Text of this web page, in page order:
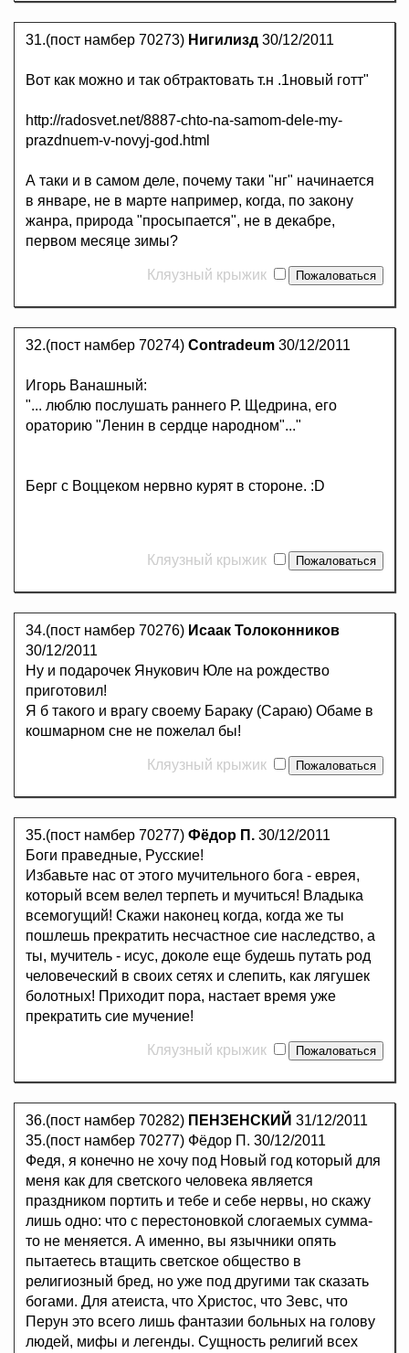
31.(пост намбер 70273) Нигилизд 30/12/2011
Вот как можно и так обтрактовать т.н .1новый готт"
http://radosvet.net/8887-chto-na-samom-dele-my-
prazdnuem-v-novyj-god.html
А таки и в самом деле, почему таки "нг" начинается
в январе, не в марте например, когда, по закону
жанра, природа "просыпается", не в декабре,
первом месяце зимы?
Кляузный крыжик
32.(пост намбер 70274) Contradeum 30/12/2011
Игорь Ванашный:
"... люблю послушать раннего Р. Щедрина, его
ораторию "Ленин в сердце народном"..."
Берг с Воццеком нервно курят в стороне. :D
Кляузный крыжик
34.(пост намбер 70276) Исаак Толоконников
30/12/2011
Ну и подарочек Янукович Юле на рождество
приготовил!
Я б такого и врагу своему Бараку (Сараю) Обаме в
кошмарном сне не пожелал бы!
Кляузный крыжик
35.(пост намбер 70277) Фёдор П. 30/12/2011
Боги праведные, Русские!
Избавьте нас от этого мучительного бога - еврея,
который всем велел терпеть и мучиться! Владыка
всемогущий! Скажи наконец когда, когда же ты
пошлешь прекратить несчастное сие наследство, а
ты, мучитель - исус, доколе еще будешь путать род
человеческий в своих сетях и слепить, как лягушек
болотных! Приходит пора, настает время уже
прекратить сие мучение!
Кляузный крыжик
36.(пост намбер 70282) ПЕНЗЕНСКИЙ 31/12/2011
35.(пост намбер 70277) Фёдор П. 30/12/2011
Федя, я конечно не хочу под Новый год который для
меня как для светского человека является
праздником портить и тебе и себе нервы, но скажу
лишь одно: что с перестоновкой слогаемых сумма-
то не меняется. А именно, вы язычники опять
пытаетесь втащить светское общество в
религиозный бред, но уже под другими так сказать
богами. Для атеиста, что Христос, что Зевс, что
Перун это всего лишь фантазии больных на голову
людей, мифы и легенды. Сущность религий всех